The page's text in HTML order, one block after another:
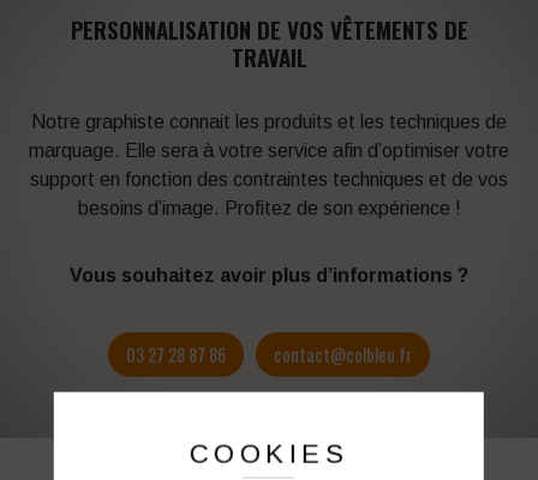
PERSONNALISATION DE VOS VÊTEMENTS DE
TRAVAIL
Notre graphiste connait les produits et les techniques de
marquage. Elle sera à votre service afin d’optimiser votre
support en fonction des contraintes techniques et de vos
besoins d’image. Profitez de son expérience !
Vous souhaitez avoir plus d’informations ?
03 27 28 87 86 contact@colbleu.fr
COOKIES